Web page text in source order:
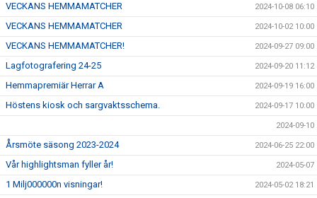
VECKANS HEMMAMATCHER 2024-10-08 06:10
VECKANS HEMMAMATCHER 2024-10-02 10:00
VECKANS HEMMAMATCHER! 2024-09-27 09:00
Lagfotografering 24-25 2024-09-20 11:12
Hemmapremiär Herrar A 2024-09-19 16:00
Höstens kiosk och sargvaktsschema. 2024-09-17 10:00
2024-09-10
Årsmöte säsong 2023-2024 2024-06-25 22:00
Vår highlightsman fyller år! 2024-05-07
1 Milj000000n visningar! 2024-05-02 18:21